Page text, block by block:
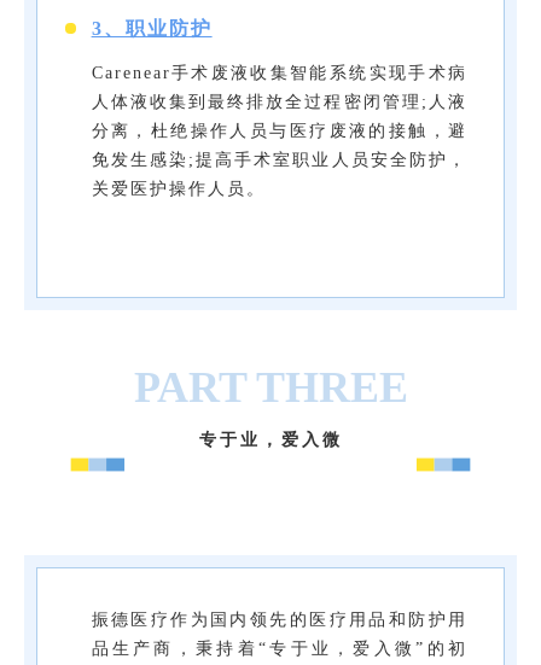
3、职业防护
Carenear手术废液收集智能系统实现手术病
人体液收集到最终排放全过程密闭管理;人液
分离，杜绝操作人员与医疗废液的接触，避
免发生感染;提高手术室职业人员安全防护，
关爱医护操作人员。
PART THREE
专于业，爱入微
振德医疗作为国内领先的医疗用品和防护用
品生产商，秉持着“专于业，爱入微”的初